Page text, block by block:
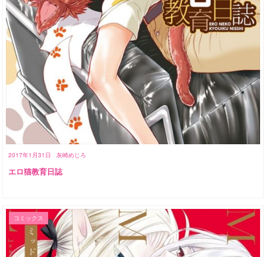
2017年1月31日 灰崎めじろ
エロ猫教育日誌
コミックス